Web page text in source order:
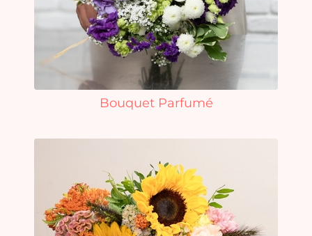
Bouquet Parfumé